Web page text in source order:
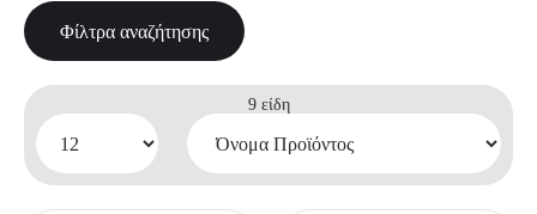
9είδη
Φίλτρα αναζήτησης